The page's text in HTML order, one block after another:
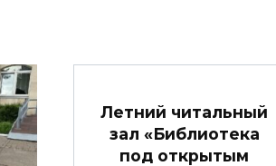
Летний читальный
зал «Библиотека
под открытым